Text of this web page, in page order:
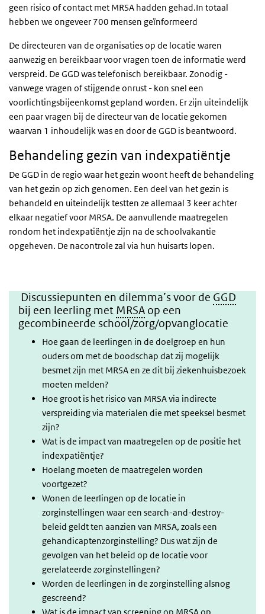
geen risico of contact met MRSA hadden gehad.In totaal
hebben we ongeveer 700 mensen geïnformeerd
De directeuren van de organisaties op de locatie waren
aanwezig en bereikbaar voor vragen toen de informatie werd
verspreid. De GGD was telefonisch bereikbaar. Zonodig -
vanwege vragen of stijgende onrust - kon snel een
voorlichtingsbijeenkomst gepland worden. Er zijn uiteindelijk
een paar vragen bij de directeur van de locatie gekomen
waarvan 1 inhoudelijk was en door de GGD is beantwoord.
Behandeling gezin van indexpatiëntje
De GGD in de regio waar het gezin woont heeft de behandeling
van het gezin op zich genomen. Een deel van het gezin is
behandeld en uiteindelijk testten ze allemaal 3 keer achter
elkaar negatief voor MRSA. De aanvullende maatregelen
rondom het indexpatiëntje zijn na de schoolvakantie
opgeheven. De nacontrole zal via hun huisarts lopen.
Discussiepunten en dilemma’s voor de GGD
bij een leerling met MRSA op een
gecombineerde school/zorg/opvanglocatie
Hoe gaan de leerlingen in de doelgroep en hun
ouders om met de boodschap dat zij mogelijk
besmet zijn met MRSA en ze dit bij ziekenhuisbezoek
moeten melden?
Hoe groot is het risico van MRSA via indirecte
verspreiding via materialen die met speeksel besmet
zijn?
Wat is de impact van maatregelen op de positie het
indexpatiëntje?
Hoelang moeten de maatregelen worden
voortgezet?
Wonen de leerlingen op de locatie in
zorginstellingen waar een search-and-destroy-
beleid geldt ten aanzien van MRSA, zoals een
gehandicaptenzorginstelling? Dus wat zijn de
gevolgen van het beleid op de locatie voor
gerelateerde zorginstellingen?
Worden de leerlingen in de zorginstelling alsnog
gescreend?